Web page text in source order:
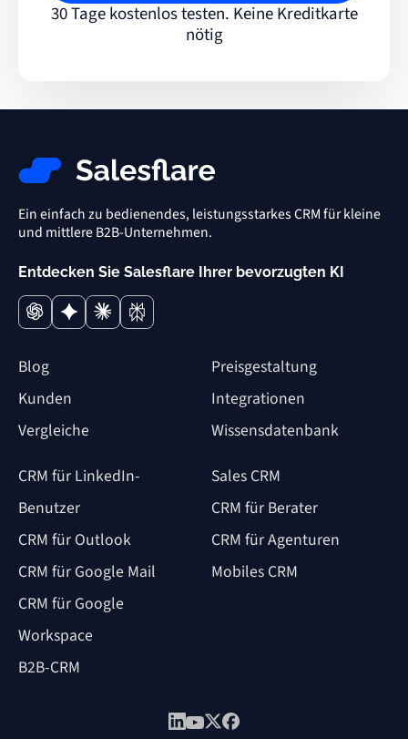
30 Tage kostenlos testen. Keine Kreditkarte
nötig
Ein einfach zu bedienendes, leistungsstarkes CRM für kleine
und mittlere B2B-Unternehmen.
Entdecken Sie Salesflare Ihrer bevorzugten KI
Blog
Preisgestaltung
Kunden
Integrationen
Vergleiche
Wissensdatenbank
CRM für LinkedIn-
Benutzer
CRM für Outlook
CRM für Google Mail
CRM für Google
Workspace
B2B-CRM
Sales CRM
CRM für Berater
CRM für Agenturen
Mobiles CRM